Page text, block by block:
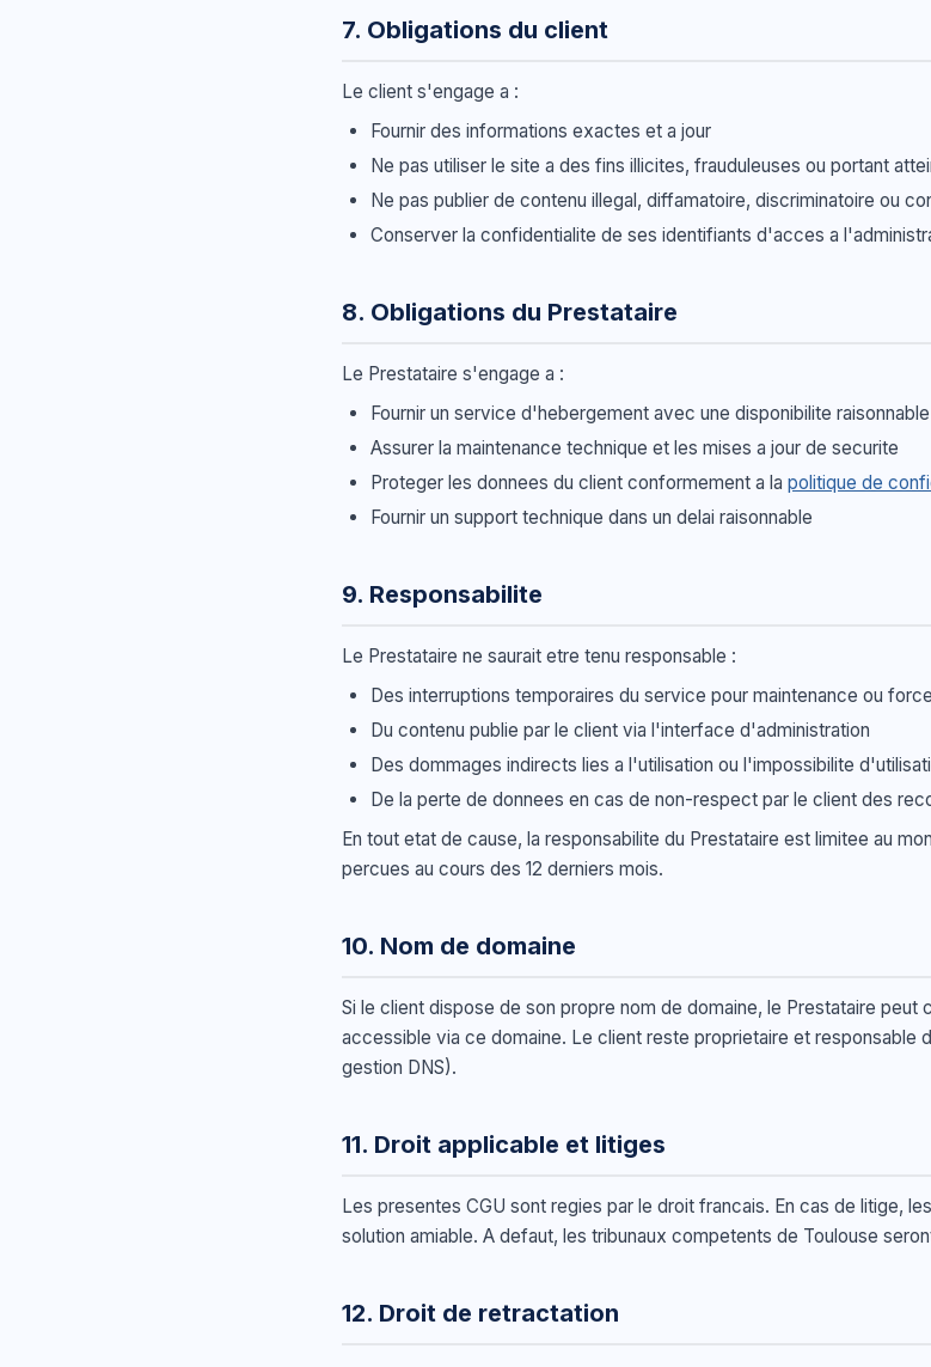
7. Obligations du client
Le client s'engage a :
Fournir des informations exactes et a jour
Ne pas utiliser le site a des fins illicites, frauduleuses ou portant
Ne pas publier de contenu illegal, diffamatoire, discriminatoire ou
Conserver la confidentialite de ses identifiants d'acces a
8. Obligations du Prestataire
Le Prestataire s'engage a :
Fournir un service d'hebergement avec une disponibilite
Assurer la maintenance technique et les mises a jour de securite
Proteger les donnees du client conformement a la politique de
Fournir un support technique dans un delai raisonnable
9. Responsabilite
Le Prestataire ne saurait etre tenu responsable :
Des interruptions temporaires du service pour maintenance ou
Du contenu publie par le client via l'interface d'administration
Des dommages indirects lies a l'utilisation ou l'impossibilite
De la perte de donnees en cas de non-respect par le client des
En tout etat de cause, la responsabilite du Prestataire est limitee au
percues au cours des 12 derniers mois.
10. Nom de domaine
Si le client dispose de son propre nom de domaine, le Prestataire peut
accessible via ce domaine. Le client reste proprietaire et responsable
gestion DNS).
11. Droit applicable et litiges
Les presentes CGU sont regies par le droit francais. En cas de litige,
solution amiable. A defaut, les tribunaux competents de Toulouse
12. Droit de retractation